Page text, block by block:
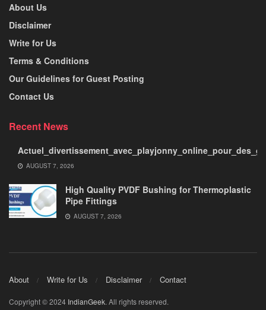
About Us
Disclaimer
Write for Us
Terms & Conditions
Our Guidelines for Guest Posting
Contact Us
Recent News
AUGUST 7, 2026
High Quality PVDF Bushing for Thermoplastic
Pipe Fittings
AUGUST 7, 2026
About Write for Us Disclaimer Contact
Copyright © 2024 IndianGeek. All rights reserved.